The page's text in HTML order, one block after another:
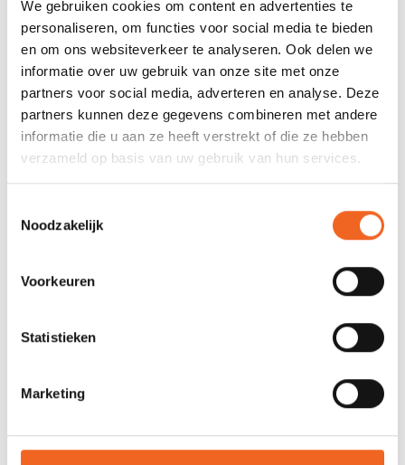
We gebruiken cookies om content en advertenties te
personaliseren, om functies voor social media te bieden
en om ons websiteverkeer te analyseren. Ook delen we
informatie over uw gebruik van onze site met onze
partners voor social media, adverteren en analyse. Deze
partners kunnen deze gegevens combineren met andere
informatie die u aan ze heeft verstrekt of die ze hebben
verzameld op basis van uw gebruik van hun services.
Noodzakelijk
Voorkeuren
Statistieken
Marketing
SUMMER
HANDSCHOENEN HALF-
€29,00